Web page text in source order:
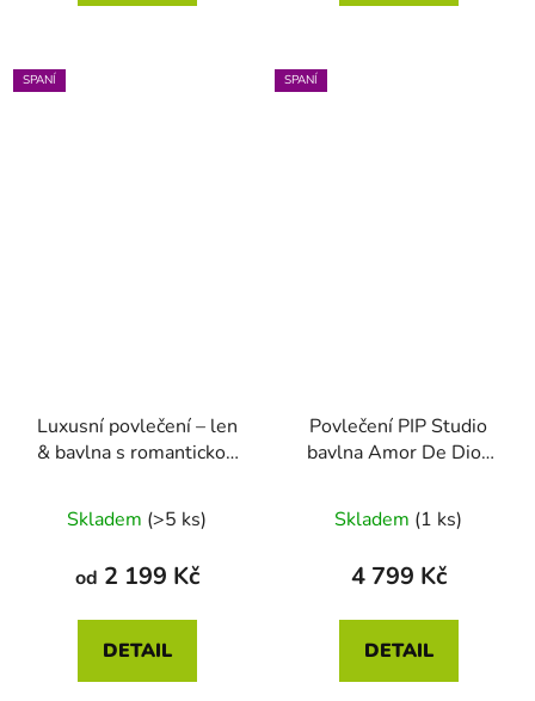
SPANÍ
Luxusní povlečení – len
& bavlna s romantickou
hodnocení
produktu
5,0
z
Skladem (>5 ks)
od 2 199 Kč
DETAIL
SPANÍ
Povlečení PIP Studio
bavlna Amor De Dios
70 x 90
Skladem (1 ks)
4 799 Kč
DETAIL